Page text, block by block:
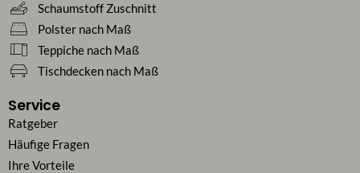
Schaumstoff Zuschnitt
Polster nach Maß
Teppiche nach Maß
Tischdecken nach Maß
Service
Ratgeber
Häufige Fragen
Ihre Vorteile